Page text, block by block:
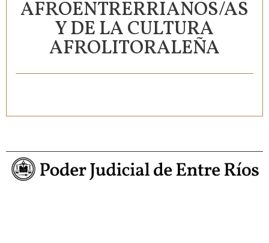
AFROENTRERRIANOS/AS
Y DE LA CULTURA
AFROLITORALEÑA